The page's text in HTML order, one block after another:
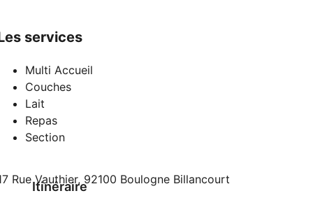
services
Multi Accueil
Couches
Lait
Repas
Section
Itinéraire
Rue Vauthier, 92100 Boulogne Billancourt